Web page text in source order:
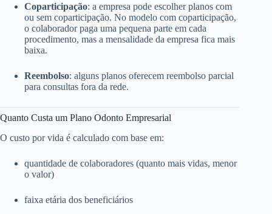
Coparticipação: a empresa pode escolher planos com
ou sem coparticipação. No modelo com coparticipação,
o colaborador paga uma pequena parte em cada
procedimento, mas a mensalidade da empresa fica mais
baixa.
Reembolso: alguns planos oferecem reembolso parcial
para consultas fora da rede.
Quanto Custa um Plano Odonto Empresarial
O custo por vida é calculado com base em:
quantidade de colaboradores (quanto mais vidas, menor
o valor)
faixa etária dos beneficiários